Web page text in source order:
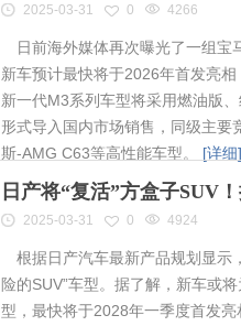
2025-03-31 0 4266
日前海外媒体再次曝光了一组宝
新车预计最快将于2026年首发亮
新一代M3系列车型将采用燃油版
形式导入国内市场销售，同级主要
斯-AMG C63等高性能车型。 [详细]
日产将“复活”方盒子SUV
2025-03-31 0 4924
根据日产汽车最新产品规划显示
险的SUV”车型。据了解，新车或
型，最快将于2028年一季度首发